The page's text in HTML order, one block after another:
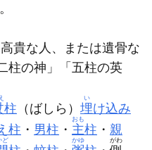
。
貴な人、または遺骨な
柱の神」「五柱の英
柱 （ばしら） 埋
い
け込み
柱 ・ 男柱 ・ 主
おも
柱 ・ 親
ど かゆ がわ